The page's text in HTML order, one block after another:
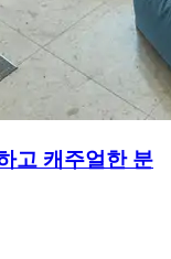
고 캐주얼한 분